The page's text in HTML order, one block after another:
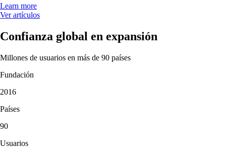
Learn more
Ver artículos
Confianza global en expansión
Millones de usuarios en más de 90 países
Fundación
2016
Países
90
Usuarios